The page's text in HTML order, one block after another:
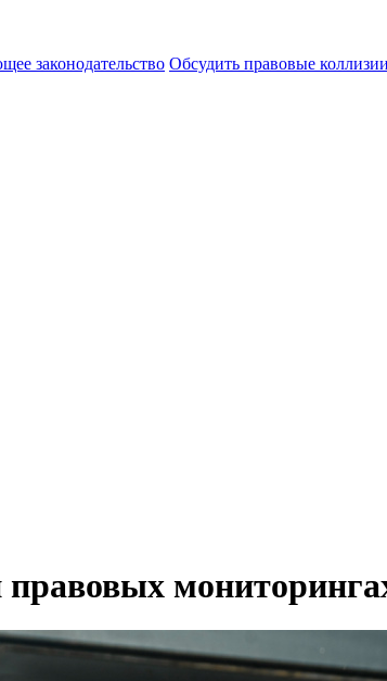
законодательство Обсудить правовые